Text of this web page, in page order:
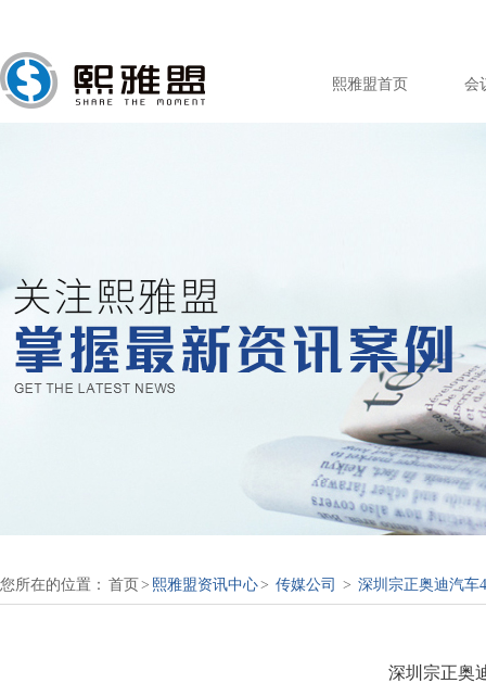
熙雅盟首页 会
您所在的位置： 首页 > 熙雅盟资讯中心> 传媒公司 > 深圳宗正奥迪汽车
深圳宗正奥